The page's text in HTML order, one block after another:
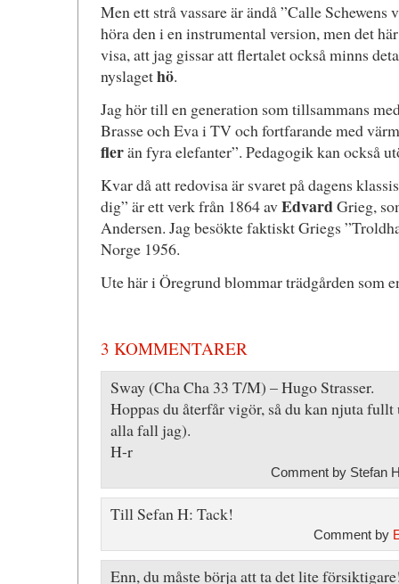
Men ett strå vassare är ändå ”Calle
höra den i en instrumental version, men det
visa, att jag gissar att flertalet också minns
nyslagethö.
Jag hör till en generation som tillsammans
Brasse och Eva i TV och fortfarande med
flerän fyra elefanter”. Pedagogik kan också
Kvar då att redovisa är svaret på dagens
dig” är ett verk från 1864 avEdvardGrieg,
Andersen. Jag besökte faktiskt Griegs
Norge 1956.
Ute här i Öregrund blommar trädgården som
3 KOMMENTARER
Sway (Cha Cha 33 T/M) – Hugo Strasser.
Hoppas du återfår vigör, så du kan njuta
alla fall jag).
H-r
Comment by Stefan
Till Sefan H: Tack!
Comment by
Enn, du måste börja att ta det lite